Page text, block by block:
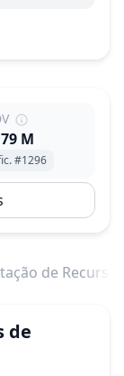
M
#1296
de Recursos
de